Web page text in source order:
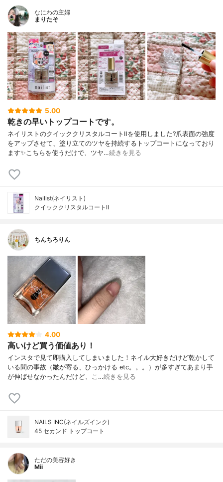
なにわの主婦
まりたそ
5.00
乾きの早いトップコートです。
ネイリストのクイッククリスタルコートⅡを使用しました?爪表面の強度
をアップさせて、塗り立てのツヤを持続するトップコートになっており
ます✨こちらを使うだけで、ツヤ…続きを見る
Nailist(ネイリスト)
クイッククリスタルコートII
ちんちろりん
4.00
高いけど買う価値あり！
インスタで見て即購入してしまいました！ネイル大好きだけど乾かして
いる間の事故（皺が寄る、ひっかける etc。。。）が多すぎてあまり手
が伸ばせなかったんだけど、こ…続きを見る
NAILS INC(ネイルズインク)
45 セカンド トップコート
ただの美容好き
Mii